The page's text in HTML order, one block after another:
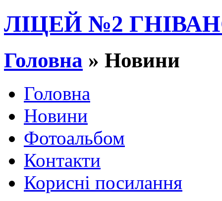
ЛІЦЕЙ №2
Головна » Новини
Головна
Новини
Фотоальбом
Контакти
Корисні посилання